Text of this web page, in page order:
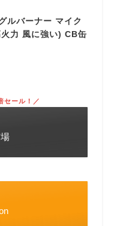
ルバーナー マイク
力 風に強い) CB缶
セール！／